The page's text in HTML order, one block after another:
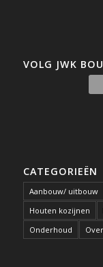
VOLG JWK
CATEGORIEËN
Aanbouw/ uitbouw
Houten kozijnen
Onderhoud